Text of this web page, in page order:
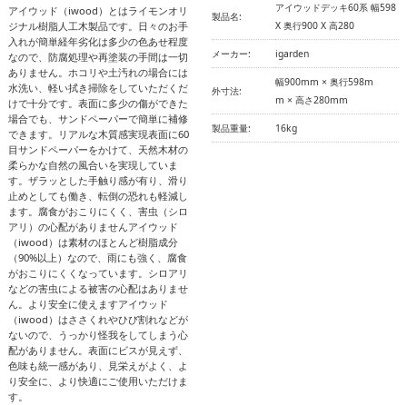
アイウッド（iwood）とはライモンオリ
ジナル樹脂人工木製品です。日々のお手
入れが簡単経年劣化は多少の色あせ程度
なので、防腐処理や再塗装の手間は一切
ありません。ホコリや土汚れの場合には
水洗い、軽い拭き掃除をしていただくだ
けで十分です。表面に多少の傷ができた
場合でも、サンドペーパーで簡単に補修
できます。リアルな木質感実現表面に60
目サンドペーパーをかけて、天然木材の
柔らかな自然の風合いを実現していま
す。ザラッとした手触り感が有り、滑り
止めとしても働き、転倒の恐れも軽減し
ます。腐食がおこりにくく、害虫（シロ
アリ）の心配がありませんアイウッド
（iwood）は素材のほとんど樹脂成分
（90%以上）なので、雨にも強く、腐食
がおこりにくくなっています。シロアリ
などの害虫による被害の心配はありませ
ん。より安全に使えますアイウッド
（iwood）はささくれやひび割れなどが
ないので、うっかり怪我をしてしまう心
配がありません。表面にビスが見えず、
色味も統一感があり、見栄えがよく、よ
り安全に、より快適にご使用いただけま
す。
製品名:
アイウッドデッキ60系 幅598
X 奥行900 X 高280
メーカー: igarden
外寸法:
幅900mm × 奥行598m
m × 高さ280mm
製品重量: 16kg